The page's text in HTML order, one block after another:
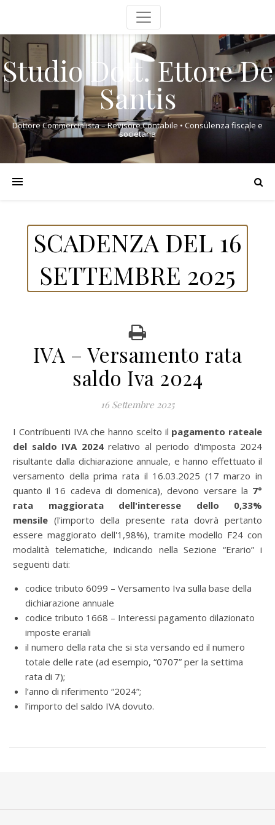
Studio Dott. Ettore De
Santis
Dottore Commercialista – Revisore Contabile • Consulenza fiscale e
societaria
SCADENZA DEL 16
SETTEMBRE 2025
IVA – Versamento rata
saldo Iva 2024
16 Settembre 2025
I Contribuenti IVA che hanno scelto il pagamento rateale
del saldo IVA 2024 relativo al periodo d'imposta 2024
risultante dalla dichiarazione annuale, e hanno effettuato il
versamento della prima rata il 16.03.2025 (17 marzo in
quanto il 16 cadeva di domenica), devono versare la 7°
rata maggiorata dell'interesse dello 0,33%
mensile (l'importo della presente rata dovrà pertanto
essere maggiorato dell'1,98%), tramite modello F24 con
modalità telematiche, indicando nella Sezione “Erario” i
seguenti dati:
codice tributo 6099 – Versamento Iva sulla base della
dichiarazione annuale
codice tributo 1668 – Interessi pagamento dilazionato
imposte erariali
il numero della rata che si sta versando ed il numero
totale delle rate (ad esempio, “0707” per la settima
rata di 7);
l’anno di riferimento “2024”;
l’importo del saldo IVA dovuto.